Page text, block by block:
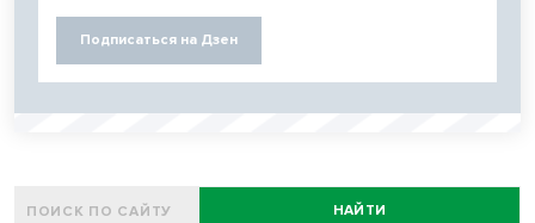
Подписаться на Дзен
НАЙТИ